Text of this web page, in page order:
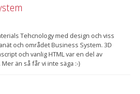
Tehcnology med design och viss
och området Business System. 3D
och vanlig HTML var en del av
än så får vi inte säga :-)